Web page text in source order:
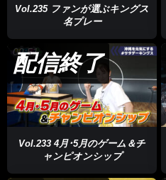
Vol.235 ファンが選ぶキングス
名プレー
09:51
配信終了
Vol.233 4月･5月のゲーム＆チ
ャンピオンシップ